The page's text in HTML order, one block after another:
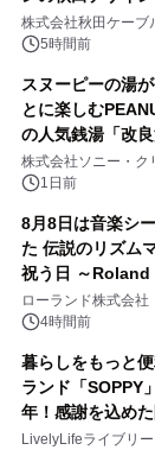
秋田犬の子犬と
るパッケージ～ 9
株式会社秋田ケーブ
5時間前
スヌーピーの湯
とに楽しむ
の人気銭湯「改
ラボレーション
ボグッズも発売決
株式会社ソニー・ク
1日前
8月8日は音楽シ
た 伝説のリズム
祝う日 ～
を展示しての 記
催 英国ラジオ「
ラムや、「TR-
アーティストを
メーションを公開
ローランド株式会社
4時間前
暮らしをもっと
ランド「SOPPY
年！感謝を込め
8月10日より開催
LivelyLifeライブリ